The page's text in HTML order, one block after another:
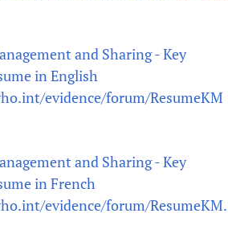
and Sharing - Key
in English
evidence/forum/ResumeKM
and Sharing - Key
in French
evidence/forum/ResumeKM.